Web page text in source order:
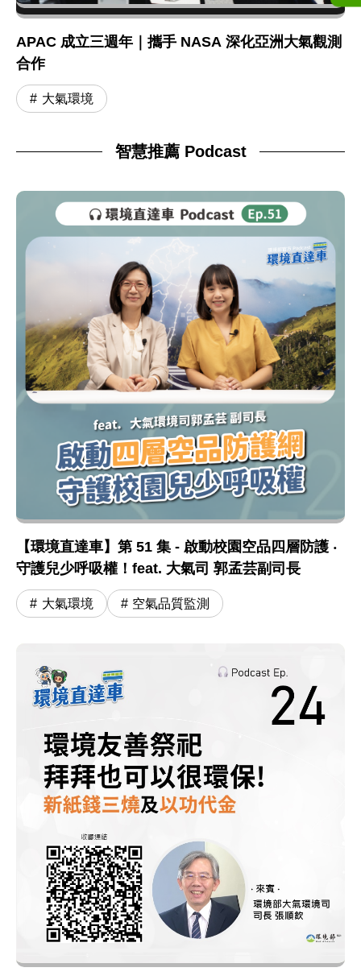
APAC 成立三週年｜攜手 NASA 深化亞洲大氣觀測
合作
大氣環境
智慧推薦 Podcast
【環境直達車】第 51 集 - 啟動校園空品四層防護 ‧
守護兒少呼吸權！feat. 大氣司 郭孟芸副司長
大氣環境 空氣品質監測